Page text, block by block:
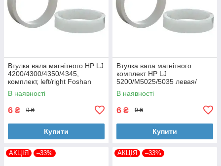
Втулка вала магнітного HP LJ
4200/4300/4350/4345,
комплект, left/right Foshan
(MAG-1338A-BSH-Foshan)
В наявності
6 ₴ 9 ₴
Купити
Втулка вала магнітного
комплект HP LJ
5200/M5025/5035 левая/
правая Foshan (MAG-7516A-
BSH-Foshan)
В наявності
6 ₴ 9 ₴
Купити
АКЦІЯ –33% АКЦІЯ –33%